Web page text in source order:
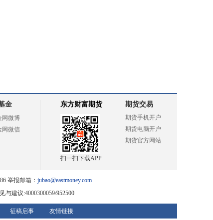
金
网微博
网微信
东方财富期货
扫一扫下载APP
期货交易
期货手机开户
期货电脑开户
期货官方网站
举报邮箱： jubao@eastmoney.com
与建议:4000300059/952500
征稿启事 友情链接